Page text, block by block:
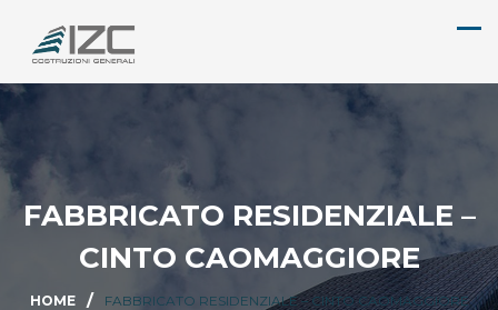
FABBRICATO RESIDENZIALE –
CINTO CAOMAGGIORE
HOME FABBRICATO RESIDENZIALE – CINTO CAOMAGGIORE